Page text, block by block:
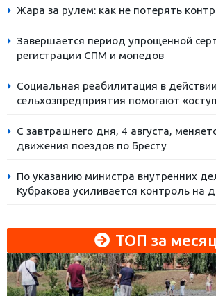
Жара за рулем: как не потерять
Завершается период упрощенной
регистрации СПМ и мопедов
Социальная реабилитация в
сельхозпредприятия помогают
С завтрашнего дня, 4 августа,
движения поездов по Бресту
По указанию министра внутренних
Кубракова усиливается контроль на
ТОП за